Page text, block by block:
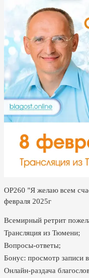
ОР260 "Я желаю всем
февраля 2025г
Всемирный ретрит
Трансляция из Тюмени;
Вопросы-ответы;
Бонус: просмотр записи
Онлайн-раздача